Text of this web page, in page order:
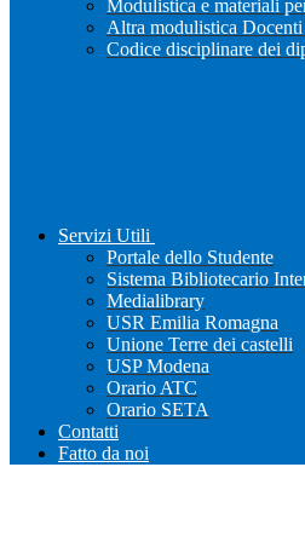
Modulistica e materiali
Altra modulistica
Codice disciplinare dei
Servizi Utili
Portale dello Studente
Sistema Bibliotecario
Medialibrary
USR Emilia Romagna
Unione Terre dei castelli
USP Modena
Orario ATC
Orario SETA
Contatti
Fatto da noi